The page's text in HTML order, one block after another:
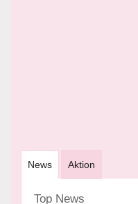
News Aktion
Top News